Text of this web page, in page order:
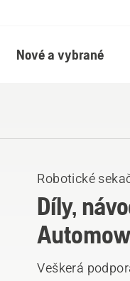
Nové a vybrané
Robotické
Díly,
Veškerá